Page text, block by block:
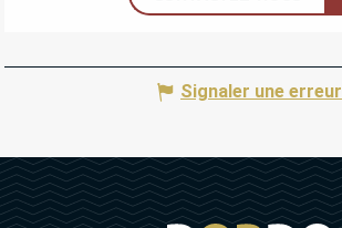
Signaler une erreur